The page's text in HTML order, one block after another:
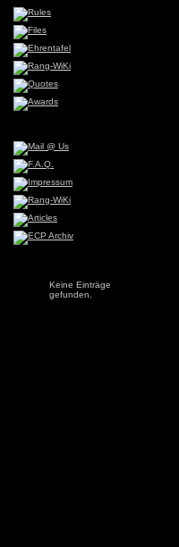
Keine Einträge
gefunden.